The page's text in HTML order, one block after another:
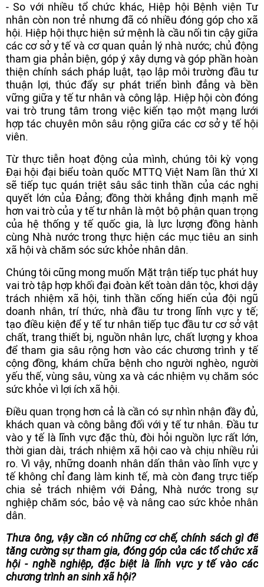
- So với nhiều tổ chức khác, Hiệp hội Bệnh viện Tư
nhân còn non trẻ nhưng đã có nhiều đóng góp cho xã
hội. Hiệp hội thực hiện sứ mệnh là cầu nối tin cậy giữa
các cơ sở y tế và cơ quan quản lý nhà nước; chủ động
tham gia phản biện, góp ý xây dựng và góp phần hoàn
thiện chính sách pháp luật, tạo lập môi trường đầu tư
thuận lợi, thúc đẩy sự phát triển bình đẳng và bền
vững giữa y tế tư nhân và công lập. Hiệp hội còn đóng
vai trò trung tâm trong việc kiến tạo một mạng lưới
hợp tác chuyên môn sâu rộng giữa các cơ sở y tế hội
viên.
Từ thực tiễn hoạt động của mình, chúng tôi kỳ vọng
Đại hội đại biểu toàn quốc MTTQ Việt Nam lần thứ XI
sẽ tiếp tục quán triệt sâu sắc tinh thần của các nghị
quyết lớn của Đảng; đồng thời khẳng định mạnh mẽ
hơn vai trò của y tế tư nhân là một bộ phận quan trọng
của hệ thống y tế quốc gia, là lực lượng đồng hành
cùng Nhà nước trong thực hiện các mục tiêu an sinh
xã hội và chăm sóc sức khỏe nhân dân.
Chúng tôi cũng mong muốn Mặt trận tiếp tục phát huy
vai trò tập hợp khối đại đoàn kết toàn dân tộc, khơi dậy
trách nhiệm xã hội, tinh thần cống hiến của đội ngũ
doanh nhân, trí thức, nhà đầu tư trong lĩnh vực y tế;
tạo điều kiện để y tế tư nhân tiếp tục đầu tư cơ sở vật
chất, trang thiết bị, nguồn nhân lực, chất lượng y khoa
để tham gia sâu rộng hơn vào các chương trình y tế
cộng đồng, khám chữa bệnh cho người nghèo, người
yếu thế, vùng sâu, vùng xa và các nhiệm vụ chăm sóc
sức khỏe vì lợi ích xã hội.
Điều quan trọng hơn cả là cần có sự nhìn nhận đầy đủ,
khách quan và công bằng đối với y tế tư nhân. Đầu tư
vào y tế là lĩnh vực đặc thù, đòi hỏi nguồn lực rất lớn,
thời gian dài, trách nhiệm xã hội cao và chịu nhiều rủi
ro. Vì vậy, những doanh nhân dấn thân vào lĩnh vực y
tế không chỉ đang làm kinh tế, mà còn đang trực tiếp
chia sẻ trách nhiệm với Đảng, Nhà nước trong sự
nghiệp chăm sóc, bảo vệ và nâng cao sức khỏe nhân
dân.
Thưa ông, vậy cần có những cơ chế, chính sách gì để
tăng cường sự tham gia, đóng góp của các tổ chức xã
hội - nghề nghiệp, đặc biệt là lĩnh vực y tế vào các
chương trình an sinh xã hội?